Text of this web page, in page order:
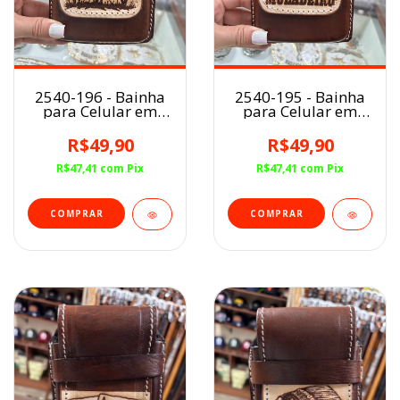
2540-196 - Bainha
para Celular em
R$49,90
R$47,41 com Pix
2540-195 - Bainha
para Celular em
R$49,90
R$47,41 com Pix